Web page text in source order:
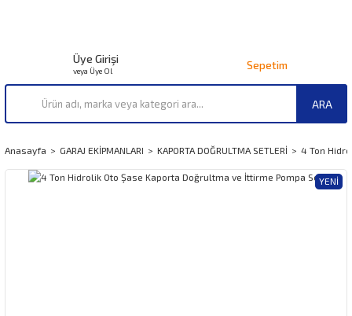
ARA
Üye Girişi
veya Üye Ol Sepetim
Anasayfa GARAJ EKİPMANLARI KAPORTA DOĞRULTMA SETLERİ 4 Ton
YENI